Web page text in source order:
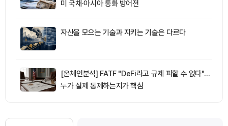
미 국채·아시아 통화 방어전
자산을 모으는 기술과 지키는 기술은 다르다
[온체인분석] FATF "DeFi라고 규제 피할 수 없다"…
누가 실제 통제하는지가 핵심